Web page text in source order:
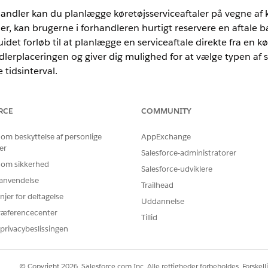
kan du planlægge køretøjsserviceaftaler på vegne
kan brugerne i forhandleren hurtigt reservere en aftale
forløb til at planlægge en serviceaftale direkte fra en
og giver dig mulighed for at vælge typen af
tidsinterval.
BRUGERTILLADELSER PÅKRÆVET
Opret adgang på
der er knyttet til forhandlerens konto, er
for arbejdstypegruppe for kategori Køretøjsservice
Appstarter.
beskyttelse af personlige
sikkerhed
for deltagelse
COMMUNITY
AppExchange
Salesforce-administratorer
Salesforce-udviklere
Trailhead
Uddannelse
Tillid
© Copyright 2026, Salesforce.com Inc. Alle rettigheder forbeholdes.